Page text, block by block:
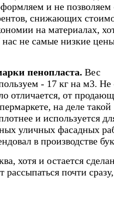
и не позволяем
снижающих
на материалах,
нас не самые низкие
пенопласта. Вес
- 17 кг на м3. Не
отличается, от
на деле такой
и используется
уличных фасадных
в производстве
хотя и остается
рассыпаться почти